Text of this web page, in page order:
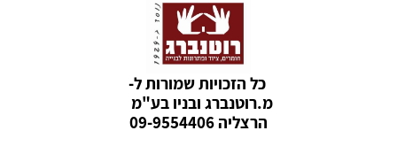
כל הזכויות שמורות ל-
מ.רוטנברג ובניו בע"מ
הרצליה 09-9554406